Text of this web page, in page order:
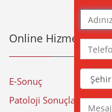
Adınız,
Telefon
Şehir
Online Hizmetler
E-Sonuç
Patoloji Sonuçları